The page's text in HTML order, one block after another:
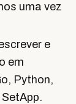
uma vez
e
em
Python,